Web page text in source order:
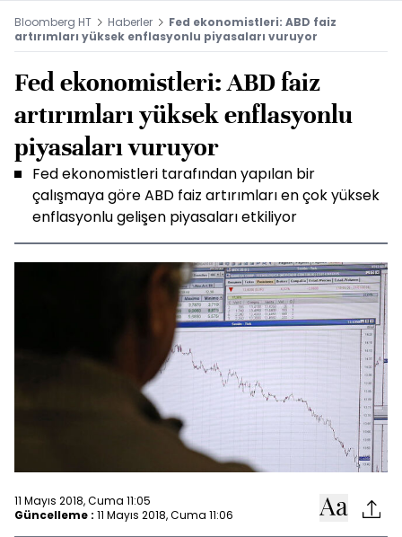
Bloomberg HT Haberler
Fed ekonomistleri: ABD faiz
artırımları yüksek enflasyonlu piyasaları vuruyor
Fed ekonomistleri: ABD faiz
artırımları yüksek enflasyonlu
piyasaları vuruyor
Fed ekonomistleri tarafından yapılan bir
çalışmaya göre ABD faiz artırımları en çok yüksek
enflasyonlu gelişen piyasaları etkiliyor
11 Mayıs 2018, Cuma 11:05
Güncelleme : 11 Mayıs 2018, Cuma 11:06